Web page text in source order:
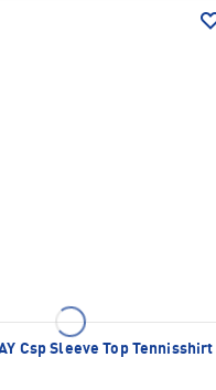
Csp Sleeve Top Tennisshirt